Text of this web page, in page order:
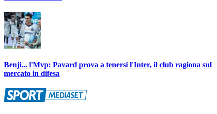
Benji... l'Mvp: Pavard prova a tenersi l'Inter, il club ragiona sul
mercato in difesa